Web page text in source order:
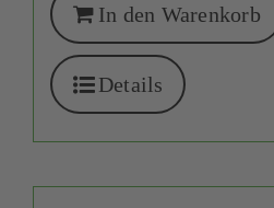
In den Warenkorb
Details